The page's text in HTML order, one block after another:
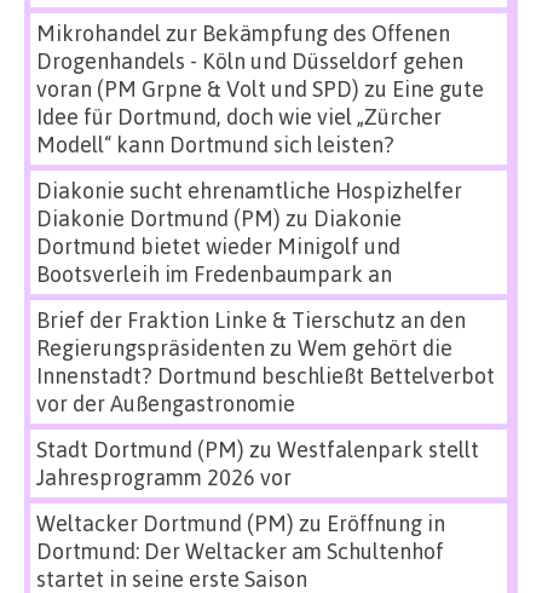
Mikrohandel zur Bekämpfung des Offenen
Drogenhandels - Köln und Düsseldorf gehen
voran (PM Grpne & Volt und SPD) zu Eine gute
Idee für Dortmund, doch wie viel „Zürcher
Modell“ kann Dortmund sich leisten?
Diakonie sucht ehrenamtliche Hospizhelfer
Diakonie Dortmund (PM) zu Diakonie
Dortmund bietet wieder Minigolf und
Bootsverleih im Fredenbaumpark an
Brief der Fraktion Linke & Tierschutz an den
Regierungspräsidenten zu Wem gehört die
Innenstadt? Dortmund beschließt Bettelverbot
vor der Außengastronomie
Stadt Dortmund (PM) zu Westfalenpark stellt
Jahresprogramm 2026 vor
Weltacker Dortmund (PM) zu Eröffnung in
Dortmund: Der Weltacker am Schultenhof
startet in seine erste Saison